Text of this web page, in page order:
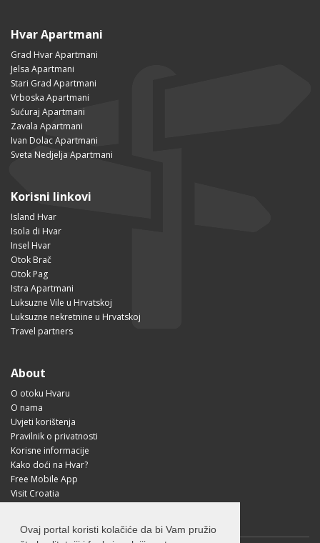
Ovaj portal koristi kolačiće da bi Vam pružio
Hvar Apartmani
Grad Hvar Apartmani
Jelsa Apartmani
Stari Grad Apartmani
Vrboska Apartmani
Sućuraj Apartmani
Zavala Apartmani
Ivan Dolac Apartmani
Sveta Nedjelja Apartmani
Korisni linkovi
Island Hvar
Isola di Hvar
Insel Hvar
Otok Brač
Otok Pag
Istra Apartmani
Luksuzne Vile u Hrvatskoj
Luksuzne nekretnine u Hrvatskoj
Travel partners
About
O otoku Hvaru
O nama
Uvjeti korištenja
Pravilnik o privatnosti
Korisne informacije
Kako doći na Hvar?
Free Mobile App
Visit Croatia